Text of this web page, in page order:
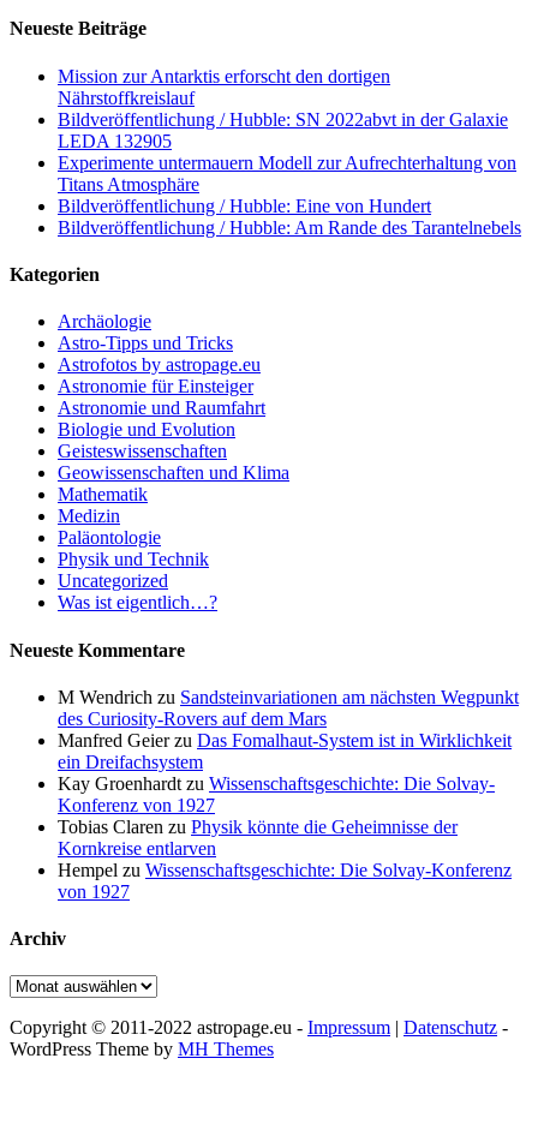
Neueste Beiträge
Mission zur Antarktis erforscht den dortigen
Nährstoffkreislauf
Bildveröffentlichung / Hubble: SN 2022abvt in der Galaxie
LEDA 132905
Experimente untermauern Modell zur Aufrechterhaltung von
Titans Atmosphäre
Bildveröffentlichung / Hubble: Eine von Hundert
Bildveröffentlichung / Hubble: Am Rande des Tarantelnebels
Kategorien
Archäologie
Astro-Tipps und Tricks
Astrofotos by astropage.eu
Astronomie für Einsteiger
Astronomie und Raumfahrt
Biologie und Evolution
Geisteswissenschaften
Geowissenschaften und Klima
Mathematik
Medizin
Paläontologie
Physik und Technik
Uncategorized
Was ist eigentlich…?
Neueste Kommentare
M Wendrich zu Sandsteinvariationen am nächsten Wegpunkt
des Curiosity-Rovers auf dem Mars
Manfred Geierzu Das Fomalhaut-System ist in Wirklichkeit
ein Dreifachsystem
Kay Groenhardt zu Wissenschaftsgeschichte: Die Solvay-
Konferenz von 1927
Tobias Claren zu Physik könnte die Geheimnisse der
Kornkreise entlarven
Hempel zu Wissenschaftsgeschichte: Die Solvay-Konferenz
von 1927
Archiv
Archiv
Copyright © 2011-2022 astropage.eu - Impressum | Datenschutz -
WordPress Theme by MH Themes